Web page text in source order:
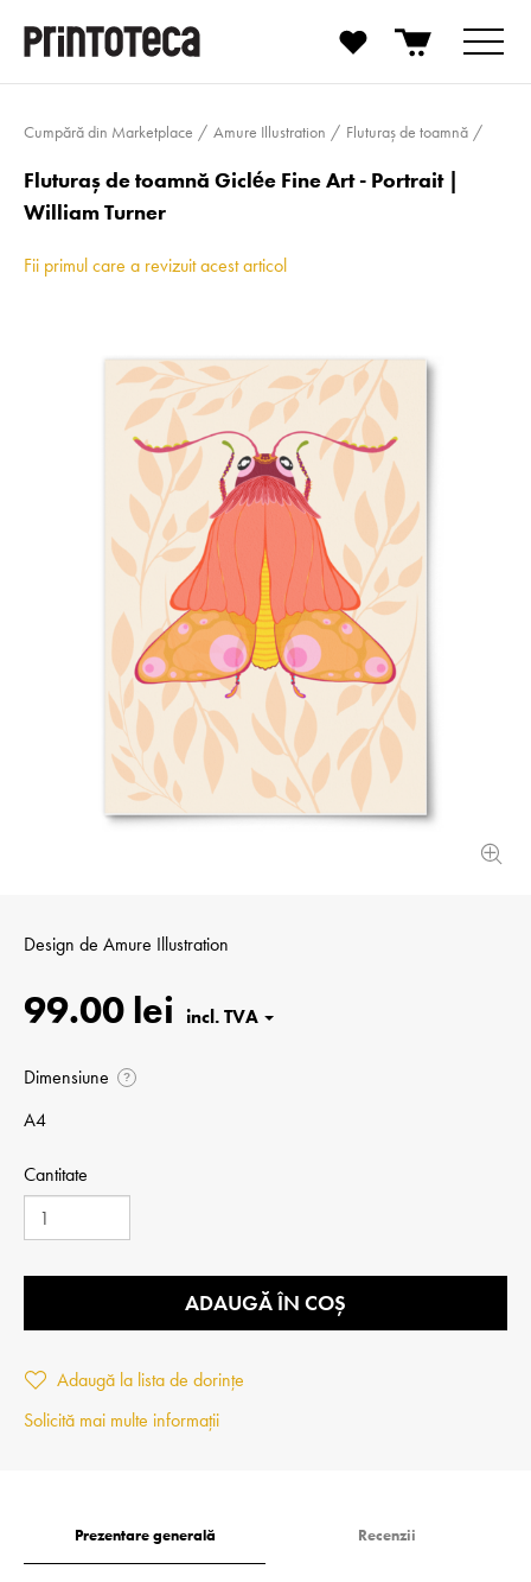
Cumpără din Marketplace Amure Illustration Fluturaș de toamnă
Fluturaș de toamnă Giclée Fine Art - Portrait |
William Turner
Fii primul care a revizuit acest articol
Design de Amure Illustration
99.00 lei
Dimensiune ?
A4
Cantitate
ADAUGĂ ÎN COȘ
Adaugă la lista de dorințe
Solicită mai multe informații
Prezentare generală Recenzii